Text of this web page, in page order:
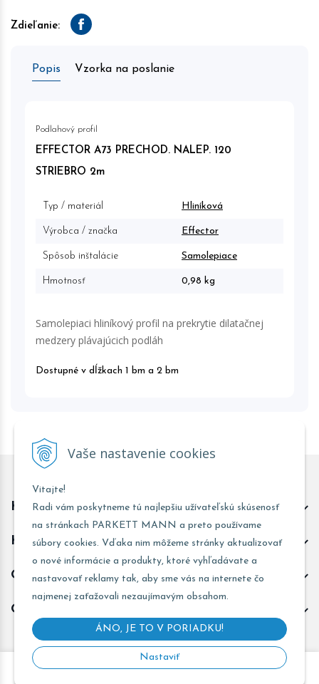
Vaše nastavenie cookies
Vitajte!
Radi vám poskytneme tú najlepšiu užívateľskú skúsenosť
na stránkach PARKETT MANN a preto používame
súbory cookies. Vďaka nim môžeme stránky aktualizovať
o nové informácie a produkty, ktoré vyhľadávate a
nastavovať reklamy tak, aby sme vás na internete čo
najmenej zaťažovali nezaujímavým obsahom.
ÁNO, JE TO V PORIADKU!
Nastaviť
Zdieľanie: Facebook
Popis Vzorka na poslanie
Podlahový profil
EFFECTOR A73 PRECHOD. NALEP. 120
STRIEBRO 2m
Typ / materiál Hliníková
Výrobca / značka Effector
Spôsob inštalácie Samolepiace
Hmotnosť 0,98 kg
Samolepiaci hliníkový profil na prekrytie dilatačnej
medzery plávajúcich podláh
Dostupné v dĺžkach 1 bm a 2 bm
Kontakt predajňa Trnava
Kontakt predajňa Žarnovica
Obchodné informácie
Odoberať novinky